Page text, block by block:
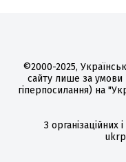
©2000-2025,
сайту лише за умови
гіперпосилання) на
З організаційних